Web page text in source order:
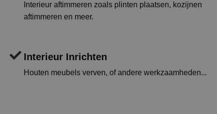
Interieur aftimmeren zoals plinten plaatsen, kozijnen
aftimmeren en meer.
Interieur Inrichten
Houten meubels verven, of andere werkzaamheden...